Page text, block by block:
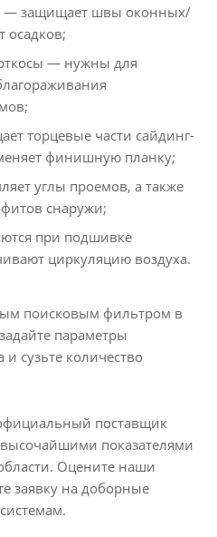
— защищает швы оконных/
осадков;
— нужны для
торцевые части сайдинг-
финишную планку;
углы проемов, а также
снаружи;
при подшивке
циркуляцию воздуха.
поисковым фильтром в
параметры
сузьте количество
поставщик
показателями
Оцените наши
заявку на доборные